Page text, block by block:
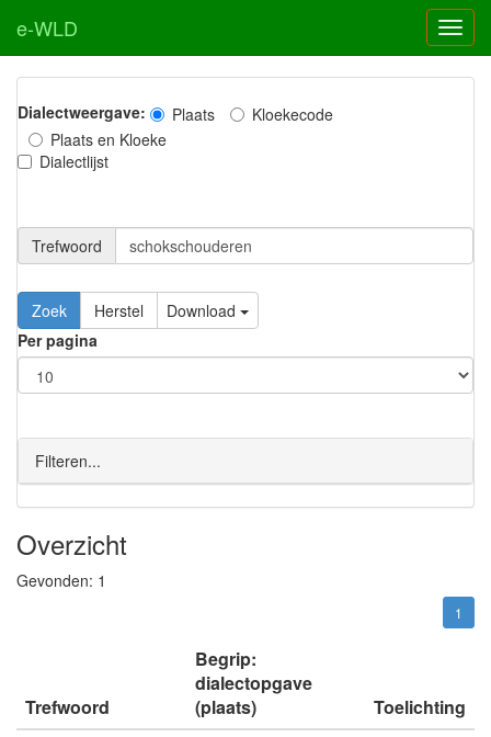
e-WLD
Dialectweergave: Plaats
Kloekecode
Plaats en Kloeke
Dialectlijst
Trefwoord
Download
Per pagina
Filteren...
Overzicht
Gevonden: 1
1
Trefwoord
Begrip:
dialectopgave
(plaats)
Toelichting